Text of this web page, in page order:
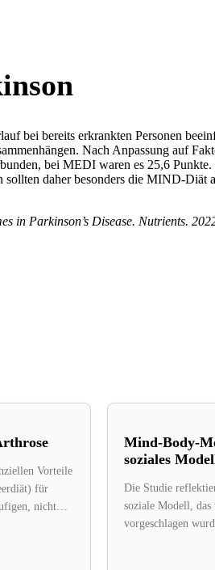
bei bereits erkrankten Personen
Nach Anpassung auf
bei MEDI waren es 25,6 Punkte.
sollten daher besonders die MIND-Diät
in Parkinson’s Disease. Nutrients.
Vorteile
für
nicht
Mind-Body-
soziales
Die Studie
soziale Modell, das
vorgeschlagen